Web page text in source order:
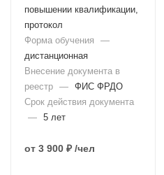
повышении квалификации,
протокол
Форма обучения
—
дистанционная
Внесение документа в
реестр — ФИС ФРДО
Срок действия документа
— 5 лет
от 3 900 ₽ /чел